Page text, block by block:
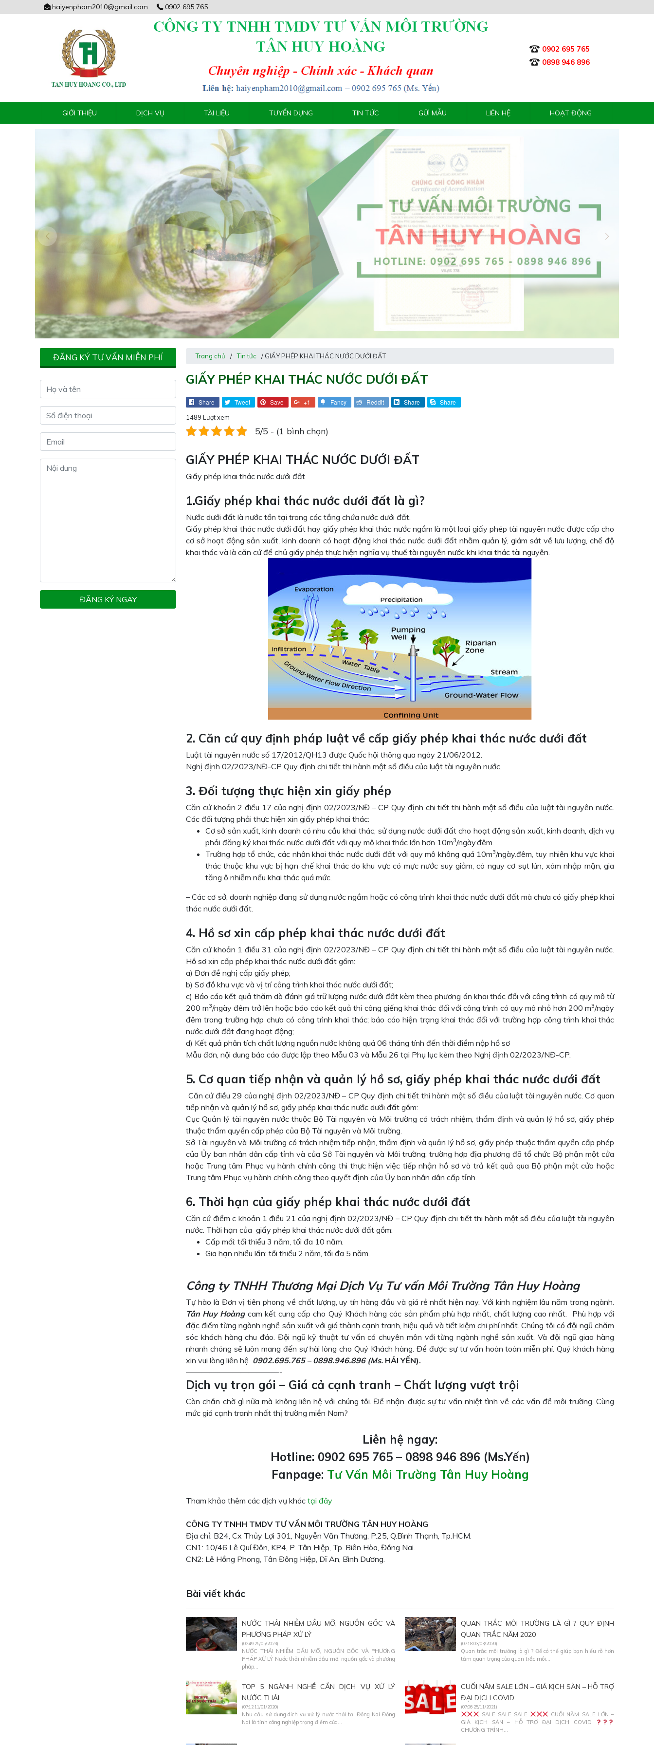
haiyenpham2010@gmail.com 0902 695 765
0902 695 765
0898 946 896
GIỚI THIỆU DỊCH VỤ TÀI LIỆU TUYỂN DỤNG TIN TỨC GỬI MẪU LIÊN HỆ HOẠT ĐỘNG
Trang chủ / Tin tức / GIẤY PHÉP KHAI THÁC NƯỚC DƯỚI ĐẤT
GIẤY PHÉP KHAI THÁC NƯỚC DƯỚI ĐẤT
Share Tweet Save +1 Fancy Reddit Share Share
1489 Lượt xem
5/5 - (1 bình chọn)
GIẤY PHÉP KHAI THÁC NƯỚC DƯỚI ĐẤT
Giấy phép khai thác nước dưới đất
1.Giấy phép khai thác nước dưới đất là gì?
Nước dưới đất là nước tồn tại trong các tầng chứa nước dưới đất.
Giấy phép khai thác nước dưới đất hay giấy phép khai thác nước ngầm là một loại giấy phép tài nguyên nước được cấp cho
cơ sở hoạt động sản xuất, kinh doanh có hoạt động khai thác nước dưới đất nhằm quản lý, giám sát về lưu lượng, chế độ
khai thác và là căn cứ để chủ giấy phép thực hiện nghĩa vụ thuế tài nguyên nước khi khai thác tài nguyên.
2. Căn cứ quy định pháp luật về cấp giấy phép khai thác nước dưới đất
Luật tài nguyên nước số 17/2012/QH13 được Quốc hội thông qua ngày 21/06/2012.
Nghị định 02/2023/NĐ-CP Quy định chi tiết thi hành một số điều của luật tài nguyên nước.
3. Đối tượng thực hiện xin giấy phép
Căn cứ khoản 2 điều 17 của nghị định 02/2023/NĐ – CP Quy định chi tiết thi hành một số điều của luật tài nguyên nước.
Các đối tượng phải thực hiện xin giấy phép khai thác:
Cơ sở sản xuất, kinh doanh có nhu cầu khai thác, sử dụng nước dưới đất cho hoạt động sản xuất, kinh doanh, dịch vụ
phải đăng ký khai thác nước dưới đất với quy mô khai thác lớn hơn 10m3/ngày.đêm.
Trường hợp tổ chức, các nhân khai thác nước dưới đất với quy mô không quá 10m3/ngày.đêm, tuy nhiên khu vực khai
thác thuộc khu vực bị hạn chế khai thác do khu vực có mực nước suy giảm, có nguy cơ sụt lún, xâm nhập mặn, gia
tăng ô nhiễm nếu khai thác quá mức.
– Các cơ sở, doanh nghiệp đang sử dụng nước ngầm hoặc có công trình khai thác nước dưới đất mà chưa có giấy phép khai
thác nước dưới đất.
4. Hồ sơ xin cấp phép khai thác nước dưới đất
Căn cứ khoản 1 điều 31 của nghị định 02/2023/NĐ – CP Quy định chi tiết thi hành một số điều của luật tài nguyên nước.
Hồ sơ xin cấp phép khai thác nước dưới đất gồm:
a) Đơn đề nghị cấp giấy phép;
b) Sơ đồ khu vực và vị trí công trình khai thác nước dưới đất;
c) Báo cáo kết quả thăm dò đánh giá trữ lượng nước dưới đất kèm theo phương án khai thác đối với công trình có quy mô từ
200 m3/ngày đêm trở lên hoặc báo cáo kết quả thi công giếng khai thác đối với công trình có quy mô nhỏ hơn 200 m3/ngày
đêm trong trường hợp chưa có công trình khai thác; báo cáo hiện trạng khai thác đối với trường hợp công trình khai thác
nước dưới đất đang hoạt động;
d) Kết quả phân tích chất lượng nguồn nước không quá 06 tháng tính đến thời điểm nộp hồ sơ
Mẫu đơn, nội dung báo cáo được lập theo Mẫu 03 và Mẫu 26 tại Phụ lục kèm theo Nghị định 02/2023/NĐ-CP.
5. Cơ quan tiếp nhận và quản lý hồ sơ, giấy phép khai thác nước dưới đất
Căn cứ điều 29 của nghị định 02/2023/NĐ – CP Quy định chi tiết thi hành một số điều của luật tài nguyên nước. Cơ quan
tiếp nhận và quản lý hồ sơ, giấy phép khai thác nước dưới đất gồm:
Cục Quản lý tài nguyên nước thuộc Bộ Tài nguyên và Môi trường có trách nhiệm, thẩm định và quản lý hồ sơ, giấy phép
thuộc thẩm quyền cấp phép của Bộ Tài nguyên và Môi trường.
Sở Tài nguyên và Môi trường có trách nhiệm tiếp nhận, thẩm định và quản lý hồ sơ, giấy phép thuộc thẩm quyền cấp phép
của Ủy ban nhân dân cấp tỉnh và của Sở Tài nguyên và Môi trường; trường hợp địa phương đã tổ chức Bộ phận một cửa
hoặc Trung tâm Phục vụ hành chính công thì thực hiện việc tiếp nhận hồ sơ và trả kết quả qua Bộ phận một cửa hoặc
Trung tâm Phục vụ hành chính công theo quyết định của Ủy ban nhân dân cấp tỉnh.
6. Thời hạn của giấy phép khai thác nước dưới đất
Căn cứ điểm c khoản 1 điều 21 của nghị định 02/2023/NĐ – CP Quy định chi tiết thi hành một số điều của luật tài nguyên
nước. Thời hạn của giấy phép khai thác nước dưới đất gồm:
Cấp mới: tối thiểu 3 năm, tối đa 10 năm.
Gia hạn nhiều lần: tối thiểu 2 năm, tối đa 5 năm.
Công ty TNHH Thương Mại Dịch Vụ Tư vấn Môi Trường Tân Huy Hoàng
Tự hào là Đơn vị tiên phong về chất lượng, uy tín hàng đầu và giá rẻ nhất hiện nay. Với kinh nghiệm lâu năm trong ngành.
Tân Huy Hoàngcam kết cung cấp cho Quý Khách hàng các sản phẩm phù hợp nhất, chất lượng cao nhất. Phù hợp với
đặc điểm từng ngành nghề sản xuất với giá thành cạnh tranh, hiệu quả và tiết kiệm chi phí nhất. Chúng tôi có đội ngũ chăm
sóc khách hàng chu đáo. Đội ngũ kỹ thuật tư vấn có chuyên môn với từng ngành nghề sản xuất. Và đội ngũ giao hàng
nhanh chóng sẽ luôn mang đến sự hài lòng cho Quý Khách hàng. Để được sự tư vấn hoàn toàn miễn phí. Quý khách hàng
xin vui lòng liên hệ 0902.695.765 – 0898.946.896 (Ms. HẢI YẾN).
————————————-
Dịch vụ trọn gói – Giá cả cạnh tranh – Chất lượng vượt trội
Còn chần chờ gì nữa mà không liên hệ với chúng tôi. Để nhận được sự tư vấn nhiệt tình về các vấn đề môi trường. Cùng
mức giá cạnh tranh nhất thị trường miền Nam?
Liên hệ ngay:
Hotline: 0902 695 765 – 0898 946 896 (Ms.Yến)
Fanpage: Tư Vấn Môi Trường Tân Huy Hoàng
Tham khảo thêm các dịch vụ khác tại đây
CÔNG TY TNHH TMDV TƯ VẤN MÔI TRƯỜNG TÂN HUY HOÀNG
Địa chỉ: B24, Cx Thủy Lợi 301, Nguyễn Văn Thương, P.25, Q.Bình Thạnh, Tp.HCM.
CN1: 10/46 Lê Quí Đôn, KP4, P. Tân Hiệp, Tp. Biên Hòa, Đồng Nai.
CN2: Lê Hồng Phong, Tân Đông Hiệp, Dĩ An, Bình Dương.
Bài viết khác
NƯỚC THẢI NHIỄM DẦU MỠ, NGUỒN GỐC VÀ
PHƯƠNG PHÁP XỬ LÝ
(02:49 25/05/2023)
NƯỚC THẢI NHIỄM DẦU MỠ, NGUỒN GỐC VÀ PHƯƠNG
PHÁP XỬ LÝ Nước thải nhiễm dầu mỡ, nguồn gốc và phương
pháp...
QUAN TRẮC MÔI TRƯỜNG LÀ GÌ ? QUY ĐỊNH
QUAN TRẮC NĂM 2020
(07:18 03/03/2020)
Quan trắc môi trường là gì ? Để có thể giúp bạn hiểu rõ hơn
tầm quan trọng của quan trắc môi...
TOP 5 NGÀNH NGHỀ CẦN DỊCH VỤ XỬ LÝ
NƯỚC THẢI
(07:12 11/01/2020)
Nhu cầu sử dụng dịch vụ xử lý nước thải tại Đồng Nai Đồng
Nai là tỉnh công nghiệp trọng điểm của...
CUỐI NĂM SALE LỚN – GIÁ KỊCH SÀN – HỖ TRỢ
ĐẠI DỊCH COVID
(07:06 25/11/2021)
SALE SALE SALE
CUỐI NĂM SALE LỚN –
GIÁ KỊCH SÀN – HỖ TRỢ ĐẠI DỊCH COVID
CHƯƠNG TRÌNH...
ĐĂNG KÝ TƯ VẤN MIỄN PHÍ
ĐĂNG KÝ NGAY